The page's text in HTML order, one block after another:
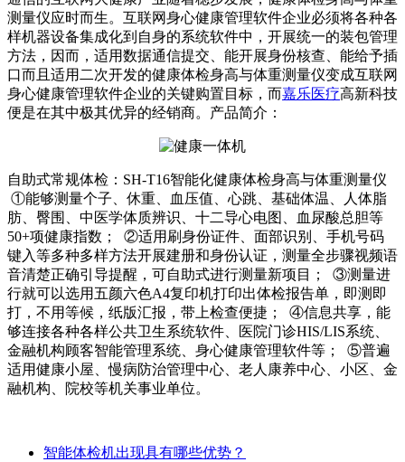
测量仪应时而生。互联网身心健康管理软件企业必须将各种各
样机器设备集成化到自身的系统软件中，开展统一的装包管理
方法，因而，适用数据通信提交、能开展身份核查、能给予插
口而且适用二次开发的健康体检身高与体重测量仪变成互联网
身心健康管理软件企业的关键购置目标，而嘉乐医疗高新科技
便是在其中极其优异的经销商。产品简介：
自助式常规体检：SH-T16智能化健康体检身高与体重测量仪
①能够测量个子、休重、血压值、心跳、基础体温、人体脂
肪、臀围、中医学体质辨识、十二导心电图、血尿酸总胆等
50+项健康指数； ②适用刷身份证件、面部识别、手机号码
键入等多种多样方法开展建册和身份认证，测量全步骤视频语
音清楚正确引导提醒，可自助式进行测量新项目； ③测量进
行就可以选用五颜六色A4复印机打印出体检报告单，即测即
打，不用等候，纸版汇报，带上检查便捷； ④信息共享，能
够连接各种各样公共卫生系统软件、医院门诊HIS/LIS系统、
金融机构顾客智能管理系统、身心健康管理软件等； ⑤普遍
适用健康小屋、慢病防治管理中心、老人康养中心、小区、金
融机构、院校等机关事业单位。
智能体检机出现具有哪些优势？